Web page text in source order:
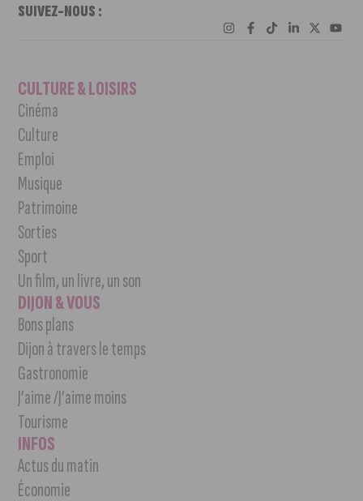
SUIVEZ-NOUS :
CULTURE & LOISIRS
Cinéma
Culture
Emploi
Musique
Patrimoine
Sorties
Sport
Un film, un livre, un son
DIJON & VOUS
Bons plans
Dijon à travers le temps
Gastronomie
J’aime /J’aime moins
Tourisme
INFOS
Actus du matin
Économie